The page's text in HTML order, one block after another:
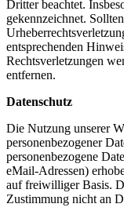
Dritter beachtet.
gekennzeichnet.
entsprechenden
Rechtsverletzungen
entfernen.
Datenschutz
Die Nutzung unserer
personenbezogener
personenbezogene
eMail-Adressen)
auf freiwilliger Basis.
Zustimmung nicht an